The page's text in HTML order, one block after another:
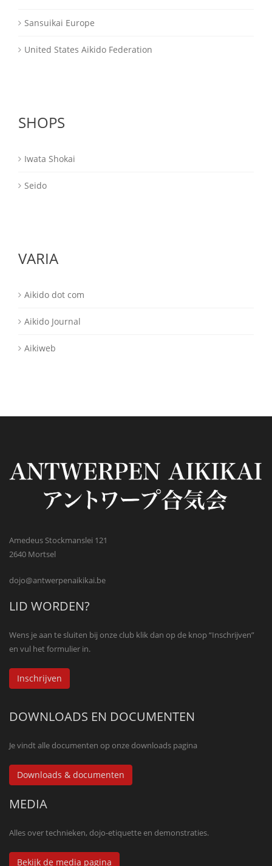
Sansuikai Europe
United States Aikido Federation
SHOPS
Iwata Shokai
Seido
VARIA
Aikido dot com
Aikido Journal
Aikiweb
Amedeus Stockmanslei 121
2640 Mortsel
dojo@antwerpenaikikai.be
LID WORDEN?
Wens je aan te sluiten bij onze club klik dan op de knop “Inschrijven”
en vul het formulier in.
Inschrijven
DOWNLOADS EN DOCUMENTEN
Je vindt alle documenten op onze downloads pagina
Downloads & documenten
MEDIA
Alles over technieken, dojo-etiquette en demonstraties.
Bekijk de media pagina